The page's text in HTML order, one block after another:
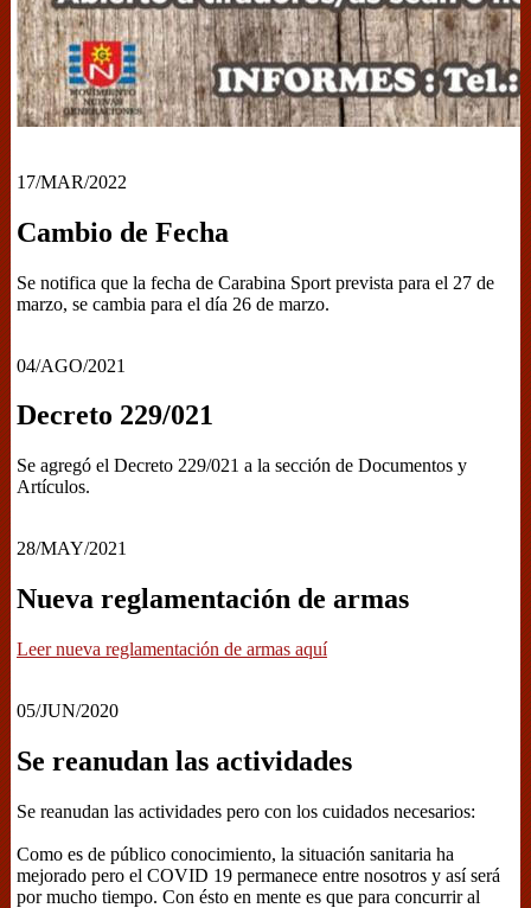
17/MAR/2022
Cambio de Fecha
Se notifica que la fecha de Carabina Sport prevista para el 27 de
marzo, se cambia para el día 26 de marzo.
04/AGO/2021
Decreto 229/021
Se agregó el Decreto 229/021 a la sección de Documentos y
Artículos.
28/MAY/2021
Nueva reglamentación de armas
Leer nueva reglamentación de armas aquí
05/JUN/2020
Se reanudan las actividades
Se reanudan las actividades pero con los cuidados necesarios:
Como es de público conocimiento, la situación sanitaria ha
mejorado pero el COVID 19 permanece entre nosotros y así será
por mucho tiempo. Con ésto en mente es que para concurrir al